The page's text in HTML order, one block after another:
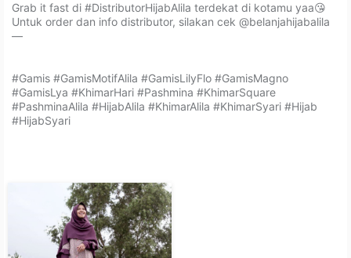
Grab it fast di #DistributorHijabAlila terdekat di kotamu yaa😘⁣⁣⁣⁣⁣⁣⁣⁣⁣⁣⁣⁣⁣⁣⁣
Untuk order dan info distributor, silakan cek @belanjahijabalila⁣⁣⁣⁣⁣⁣⁣⁣⁣⁣⁣⁣⁣
—⁣⁣⁣⁣⁣⁣⁣⁣⁣⁣⁣
#Gamis #GamisMotifAlila #GamisLilyFlo #GamisMagno
#GamisLya #KhimarHari #Pashmina #KhimarSquare
#PashminaAlila #HijabAlila #KhimarAlila #KhimarSyari #Hijab
#HijabSyari